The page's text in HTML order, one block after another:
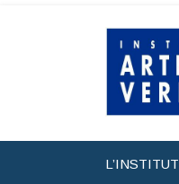
L’INSTITUT